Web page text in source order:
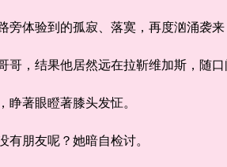
体验到的孤寂、落寞，再度汹涌袭来
，结果他居然远在拉靳维加斯，随口
著眼瞪著膝头发怔。
朋友呢？她暗自检讨。